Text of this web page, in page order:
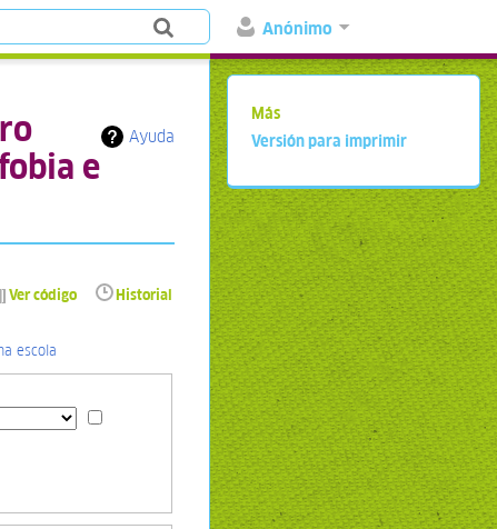
Anónimo
Ayuda
e
Ver código Historial
escola
Más
Versión para imprimir